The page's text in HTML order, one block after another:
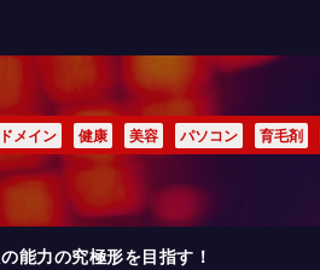
メイン 健康 美容 パソコン 育毛剤
能力の究極形を目指す！